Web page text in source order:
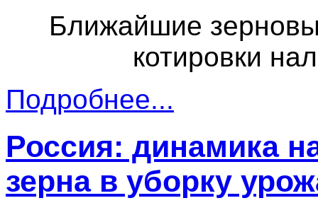
Ближайшие
котировки
Подробнее...
Россия: динамика
зерна в уборку